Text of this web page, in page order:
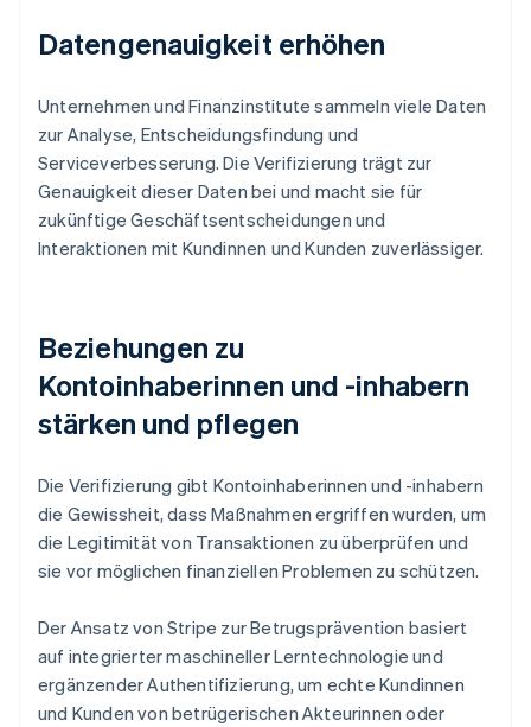
Datengenauigkeit erhöhen
Unternehmen und Finanzinstitute sammeln viele Daten
zur Analyse, Entscheidungsfindung und
Serviceverbesserung. Die Verifizierung trägt zur
Genauigkeit dieser Daten bei und macht sie für
zukünftige Geschäftsentscheidungen und
Interaktionen mit Kundinnen und Kunden zuverlässiger.
Beziehungen zu
Kontoinhaberinnen und -inhabern
stärken und pflegen
Die Verifizierung gibt Kontoinhaberinnen und -inhabern
die Gewissheit, dass Maßnahmen ergriffen wurden, um
die Legitimität von Transaktionen zu überprüfen und
sie vor möglichen finanziellen Problemen zu schützen.
Der Ansatz von Stripe zur Betrugsprävention basiert
auf integrierter maschineller Lerntechnologie und
ergänzender Authentifizierung, um echte Kundinnen
und Kunden von betrügerischen Akteurinnen oder